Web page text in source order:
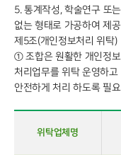
5. 통계작성, 학술연구 또
없는 형태로 가공하여 제
제5조(개인정보처리 위탁)
① 조합은 원활한 개인정
처리업무를 위탁 운영하
안전하게 처리 하도록 필
위탁업체명